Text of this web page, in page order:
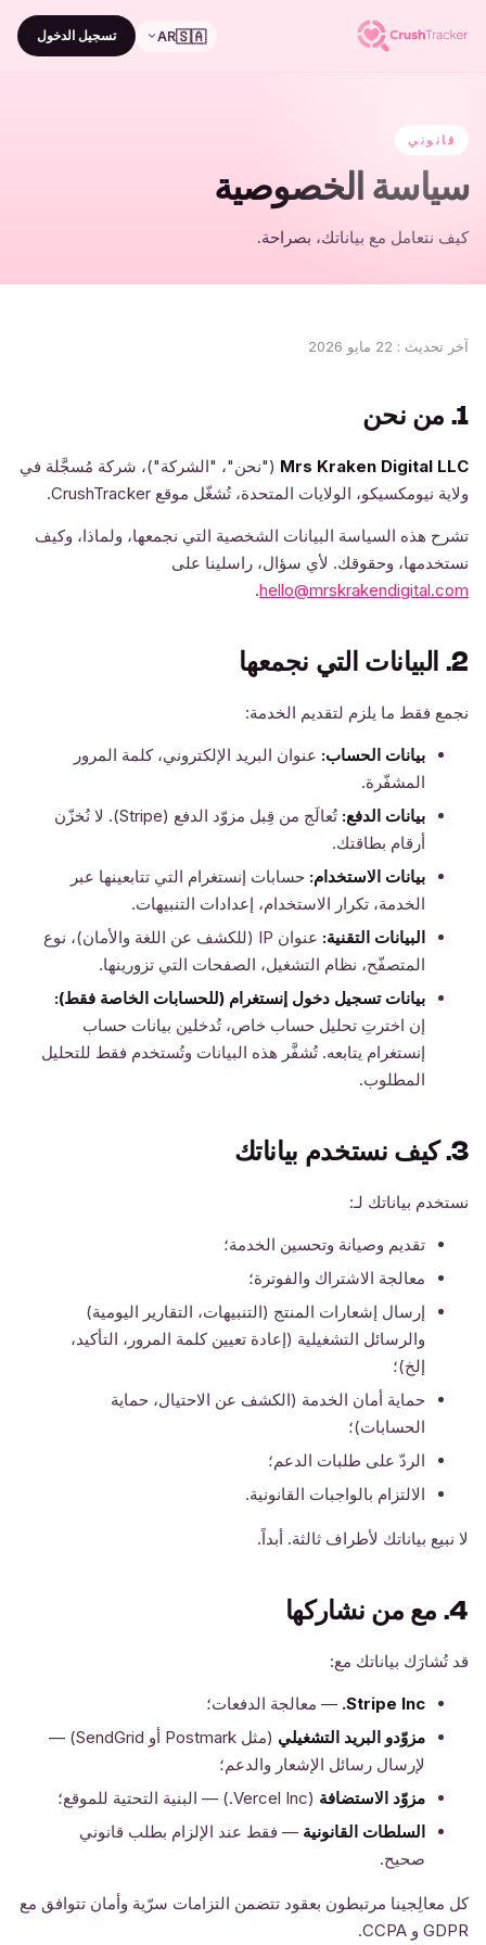
🇸🇦
AR تسجيل الدخول
قانوني
سياسة الخصوصية
كيف نتعامل مع بياناتك، بصراحة.
آخر تحديث : 22 مايو 2026
1. من نحن
Mrs Kraken Digital LLC ("نحن"، "الشركة")، شركة مُسجَّلة في
ولاية نيومكسيكو، الولايات المتحدة، تُشغّل موقع CrushTracker.
تشرح هذه السياسة البيانات الشخصية التي نجمعها، ولماذا، وكيف
نستخدمها، وحقوقك. لأي سؤال، راسلينا على
hello@mrskrakendigital.com
.
2. البيانات التي نجمعها
نجمع فقط ما يلزم لتقديم الخدمة:
بيانات الحساب: عنوان البريد الإلكتروني، كلمة المرور
المشفّرة.
بيانات الدفع:
تُعالَج من قِبل مزوّد الدفع (Stripe). لا نُخزّن
أرقام بطاقتك.
بيانات الاستخدام: حسابات إنستغرام التي تتابعينها عبر
الخدمة، تكرار الاستخدام، إعدادات التنبيهات.
البيانات التقنية:
عنوان IP (للكشف عن اللغة والأمان)، نوع
المتصفّح، نظام التشغيل، الصفحات التي تزورينها.
بيانات تسجيل دخول إنستغرام (للحسابات الخاصة فقط):
إن اخترتِ تحليل حساب خاص، تُدخلين بيانات حساب
إنستغرام يتابعه. تُشفَّر هذه البيانات وتُستخدم فقط للتحليل
المطلوب.
3. كيف نستخدم بياناتك
نستخدم بياناتك لـ:
تقديم وصيانة وتحسين الخدمة؛
معالجة الاشتراك والفوترة؛
إرسال إشعارات المنتج (التنبيهات، التقارير اليومية)
والرسائل التشغيلية (إعادة تعيين كلمة المرور، التأكيد،
إلخ)؛
حماية أمان الخدمة (الكشف عن الاحتيال، حماية
الحسابات)؛
الردّ على طلبات الدعم؛
الالتزام بالواجبات القانونية.
لا نبيع بياناتك لأطراف ثالثة. أبداً.
4. مع من نشاركها
قد تُشارَك بياناتك مع:
Stripe Inc. — معالجة الدفعات؛
مزوّدو البريد التشغيلي
(مثل Postmark أو SendGrid) —
لإرسال رسائل الإشعار والدعم؛
مزوّد الاستضافة (Vercel Inc.) — البنية التحتية للموقع؛
السلطات القانونية — فقط عند الإلزام بطلب قانوني
صحيح.
كل معالِجينا مرتبطون بعقود تتضمن التزامات سرّية وأمان تتوافق مع
GDPR و CCPA.